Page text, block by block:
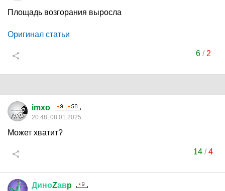
Площадь возгорания выросла
Оригинал статьи
6/ 2
imxo
20:48, 08.01.2025
Может хватит?
14 /4
ДиноZавp